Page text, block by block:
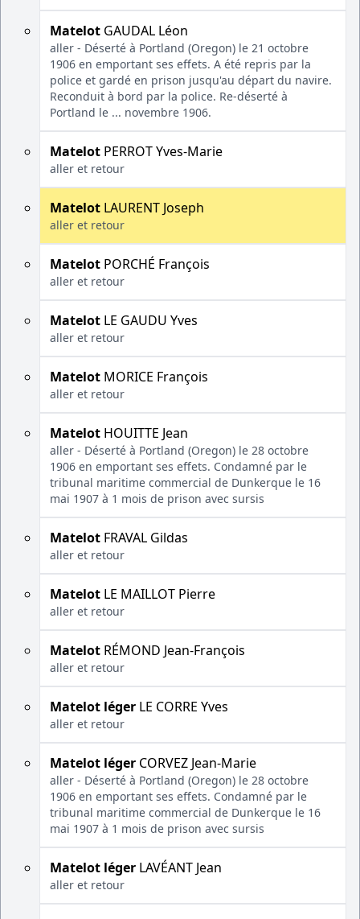
Matelot GAUDAL Léon
aller - Déserté à Portland (Oregon) le 21 octobre
1906 en emportant ses effets. A été repris par la
police et gardé en prison jusqu'au départ du navire.
Reconduit à bord par la police. Re-déserté à
Portland le ... novembre 1906.
Matelot PERROT Yves-Marie
aller et retour
Matelot LAURENT Joseph
aller et retour
Matelot PORCHÉ François
aller et retour
Matelot LE GAUDU Yves
aller et retour
Matelot MORICE François
aller et retour
Matelot HOUITTE Jean
aller - Déserté à Portland (Oregon) le 28 octobre
1906 en emportant ses effets. Condamné par le
tribunal maritime commercial de Dunkerque le 16
mai 1907 à 1 mois de prison avec sursis
Matelot FRAVAL Gildas
aller et retour
Matelot LE MAILLOT Pierre
aller et retour
Matelot RÉMOND Jean-François
aller et retour
Matelot léger LE CORRE Yves
aller et retour
Matelot léger CORVEZ Jean-Marie
aller - Déserté à Portland (Oregon) le 28 octobre
1906 en emportant ses effets. Condamné par le
tribunal maritime commercial de Dunkerque le 16
mai 1907 à 1 mois de prison avec sursis
Matelot léger LAVÉANT Jean
aller et retour